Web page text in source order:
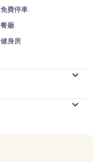
免費停車
餐廳
健身房